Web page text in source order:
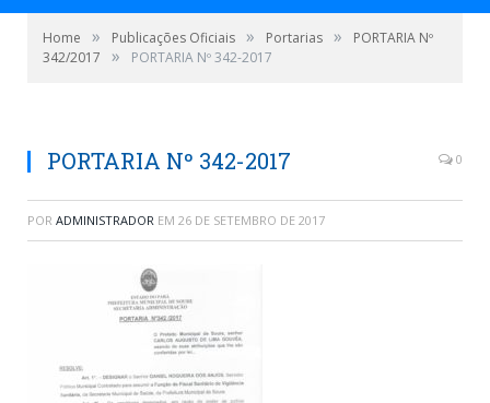
Home » Publicações Oficiais » Portarias »
PORTARIA Nº
342/2017
» PORTARIA Nº 342-2017
PORTARIA Nº 342-2017 0
POR ADMINISTRADOR EM 26 DE SETEMBRO DE 2017